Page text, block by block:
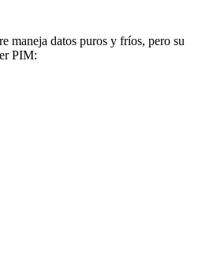
maneja datos puros y fríos, pero su
PIM: